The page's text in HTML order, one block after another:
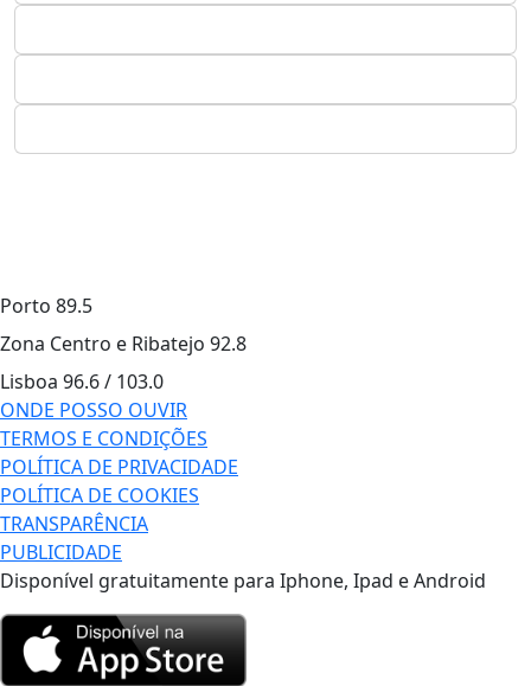
Porto 89.5
Zona Centro e Ribatejo 92.8
Lisboa 96.6 / 103.0
ONDE POSSO OUVIR
TERMOS E CONDIÇÕES
POLÍTICA DE PRIVACIDADE
POLÍTICA DE COOKIES
TRANSPARÊNCIA
PUBLICIDADE
Disponível gratuitamente para Iphone, Ipad e Android